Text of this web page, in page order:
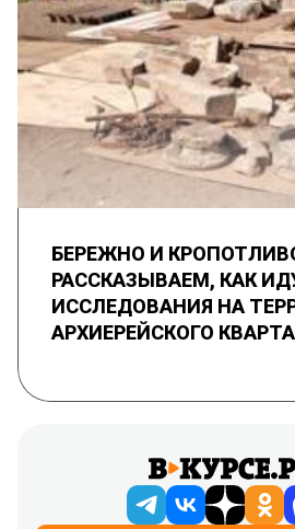
БЕРЕЖНО И
РАССКАЗЫВАЕМ, КАК
ИССЛЕДОВАНИЯ НА
АРХИЕРЕЙСКОГО